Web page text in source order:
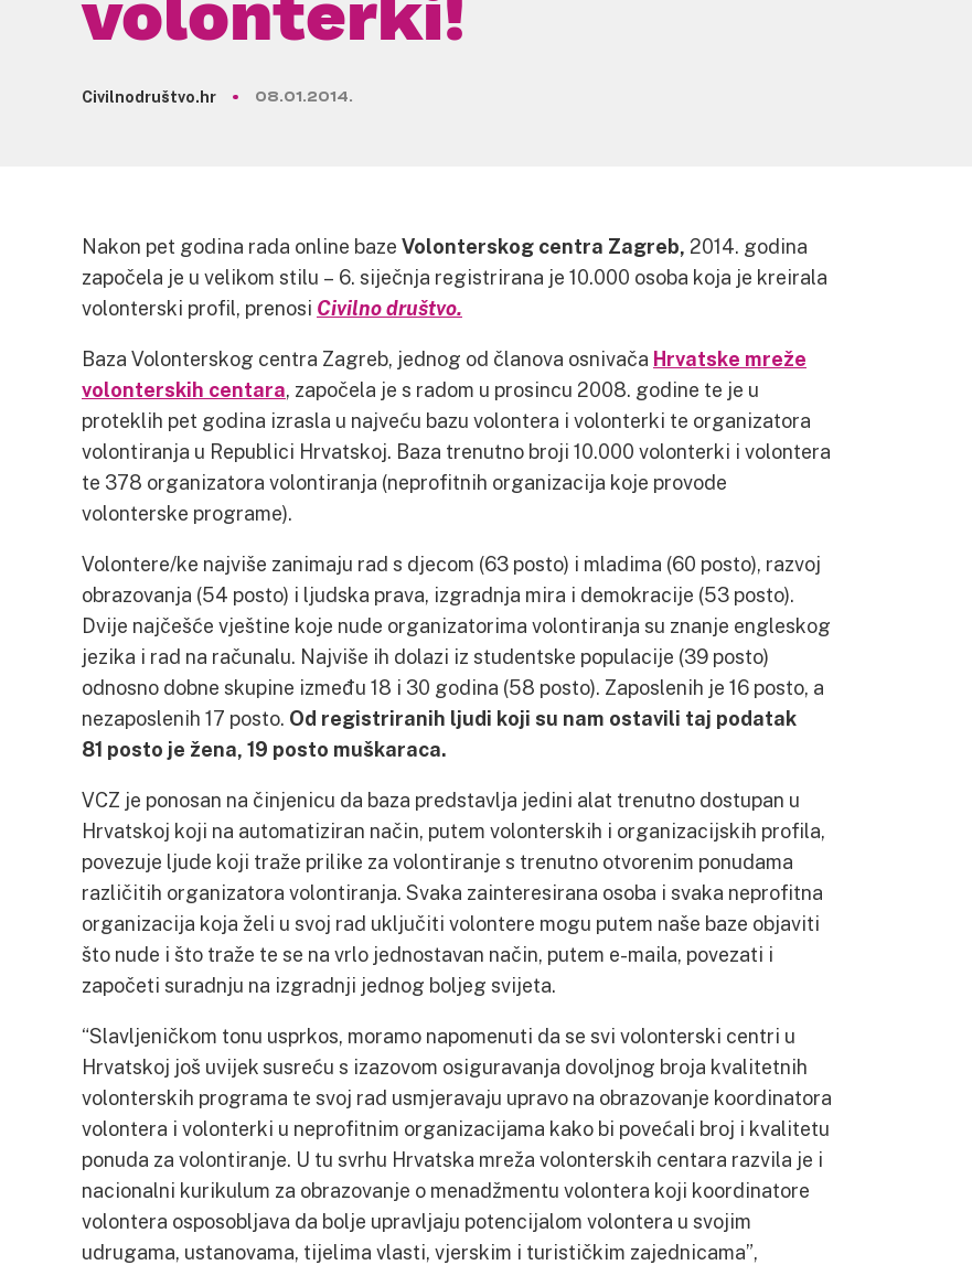
Civilnodruštvo.hr 08.01.2014.
Nakon pet godina rada online baze Volonterskog centra Zagreb, 2014. godina
započela je u velikom stilu – 6. siječnja registrirana je 10.000 osoba koja je kreirala
volonterski profil, prenosi Civilno društvo.
Baza Volonterskog centra Zagreb, jednog od članova osnivača Hrvatske mreže
volonterskih centara, započela je s radom u prosincu 2008. godine te je u
proteklih pet godina izrasla u najveću bazu volontera i volonterki te organizatora
volontiranja u Republici Hrvatskoj. Baza trenutno broji 10.000 volonterki i volontera
te 378 organizatora volontiranja (neprofitnih organizacija koje provode
volonterske programe).
Volontere/ke najviše zanimaju rad s djecom (63 posto) i mladima (60 posto), razvoj
obrazovanja (54 posto) i ljudska prava, izgradnja mira i demokracije (53 posto).
Dvije najčešće vještine koje nude organizatorima volontiranja su znanje engleskog
jezika i rad na računalu. Najviše ih dolazi iz studentske populacije (39 posto)
odnosno dobne skupine između 18 i 30 godina (58 posto). Zaposlenih je 16 posto, a
nezaposlenih 17 posto. Od registriranih ljudi koji su nam ostavili taj podatak
81 posto je žena, 19 posto muškaraca.
VCZ je ponosan na činjenicu da baza predstavlja jedini alat trenutno dostupan u
Hrvatskoj koji na automatiziran način, putem volonterskih i organizacijskih profila,
povezuje ljude koji traže prilike za volontiranje s trenutno otvorenim ponudama
različitih organizatora volontiranja. Svaka zainteresirana osoba i svaka neprofitna
organizacija koja želi u svoj rad uključiti volontere mogu putem naše baze objaviti
što nude i što traže te se na vrlo jednostavan način, putem e-maila, povezati i
započeti suradnju na izgradnji jednog boljeg svijeta.
“Slavljeničkom tonu usprkos, moramo napomenuti da se svi volonterski centri u
Hrvatskoj još uvijek susreću s izazovom osiguravanja dovoljnog broja kvalitetnih
volonterskih programa te svoj rad usmjeravaju upravo na obrazovanje koordinatora
volontera i volonterki u neprofitnim organizacijama kako bi povećali broj i kvalitetu
ponuda za volontiranje. U tu svrhu Hrvatska mreža volonterskih centara razvila je i
nacionalni kurikulum za obrazovanje o menadžmentu volontera koji koordinatore
volontera osposobljava da bolje upravljaju potencijalom volontera u svojim
udrugama, ustanovama, tijelima vlasti, vjerskim i turističkim zajednicama”,